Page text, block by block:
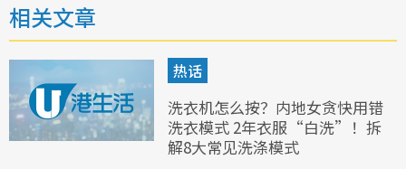
相关文章
热话
洗衣机怎么按？内地女贪快用错
洗衣模式 2年衣服“白洗”！拆
解8大常见洗涤模式